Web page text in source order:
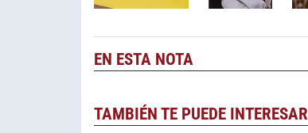
EN ESTA NOTA
TAMBIÉN TE PUEDE INTERESAR